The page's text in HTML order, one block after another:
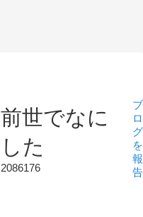
前世でなに
した
2086176
ブ
ロ
グ
を
報
告